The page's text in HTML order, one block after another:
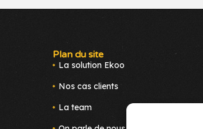
Plan du site
La solution Ekoo
Nos cas clients
La team